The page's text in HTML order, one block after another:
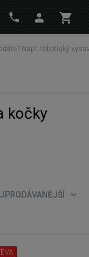
kočky